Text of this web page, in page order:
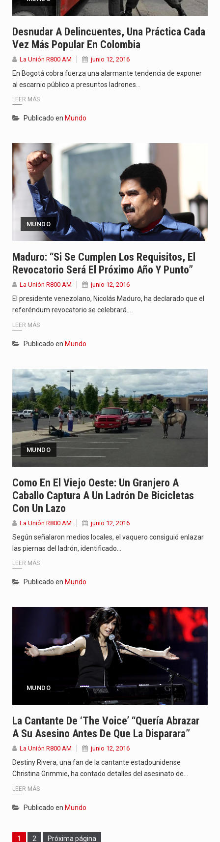
Desnudar A Delincuentes, Una Práctica Cada
Vez Más Popular En Colombia
La Unión R800 AM junio 12, 2016
En Bogotá cobra fuerza una alarmante tendencia de exponer
al escarnio público a presuntos ladrones…
LEER MÁS
Publicado en Mundo
MUNDO
Maduro: “Si Se Cumplen Los Requisitos, El
Revocatorio Será El Próximo Año Y Punto”
La Unión R800 AM junio 12, 2016
El presidente venezolano, Nicolás Maduro, ha declarado que el
referéndum revocatorio se celebrará…
LEER MÁS
Publicado en Mundo
MUNDO
Como En El Viejo Oeste: Un Granjero A
Caballo Captura A Un Ladrón De Bicicletas
Con Un Lazo
La Unión R800 AM junio 12, 2016
Según señalaron medios locales, el vaquero consiguió enlazar
las piernas del ladrón, identificado…
LEER MÁS
Publicado en Mundo
MUNDO
La Cantante De ‘The Voice’ “quería Abrazar
A Su Asesino Antes De Que La Disparara”
La Unión R800 AM junio 12, 2016
Destiny Rivera, una fan de la cantante estadounidense
Christina Grimmie, ha contado detalles del asesinato de…
LEER MÁS
Publicado en Mundo
Page
1 Page
2 Próxima página